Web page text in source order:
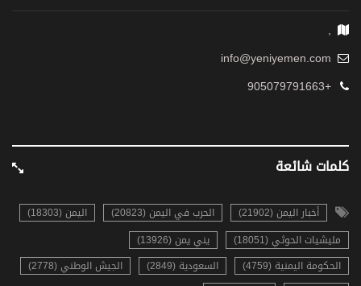
,
info@yeniyemen.com
+905079791663
كلمات شائعة
أخبار اليمن (21902) الحرب في اليمن (20823)
اليمن (18303)
مليشيات الحوثي (18051)
يني يمن (13926)
الحكومة اليمنية (4759)
السعودية (2849)
الجيش الوطني (2778)